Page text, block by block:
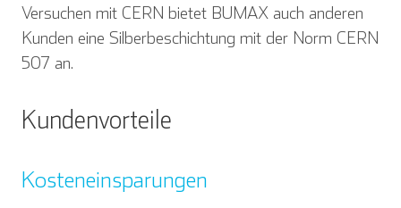
Versuchen mit CERN bietet BUMAX auch anderen
Kunden eine Silberbeschichtung mit der Norm CERN
507 an.
Kundenvorteile
Kosteneinsparungen